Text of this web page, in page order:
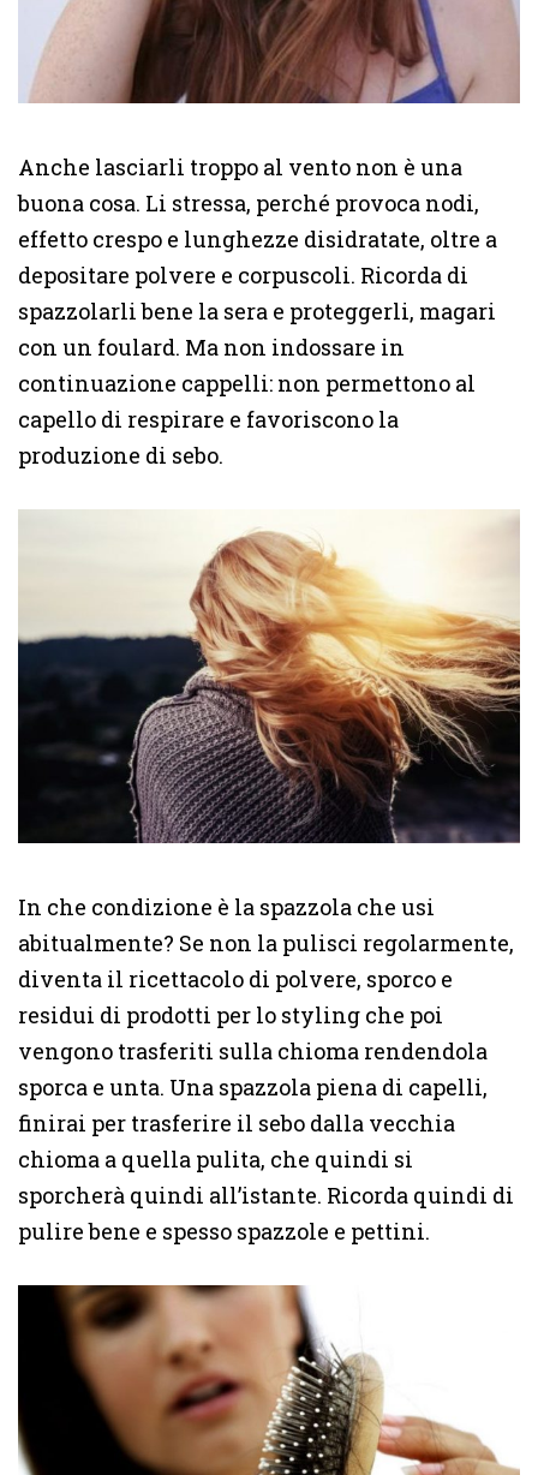
Anche lasciarli troppo al vento non è una
buona cosa. Li stressa, perché provoca nodi,
effetto crespo e lunghezze disidratate, oltre a
depositare polvere e corpuscoli. Ricorda di
spazzolarli bene la sera e proteggerli, magari
con un foulard. Ma non indossare in
continuazione cappelli: non permettono al
capello di respirare e favoriscono la
produzione di sebo.
In che condizione è la spazzola che usi
abitualmente? Se non la pulisci regolarmente,
diventa il ricettacolo di polvere, sporco e
residui di prodotti per lo styling che poi
vengono trasferiti sulla chioma rendendola
sporca e unta. Una spazzola piena di capelli,
finirai per trasferire il sebo dalla vecchia
chioma a quella pulita, che quindi si
sporcherà quindi all’istante. Ricorda quindi di
pulire bene e spesso spazzole e pettini.